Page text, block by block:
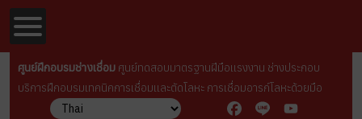
ศูนย์ฝึกอบรมช่างเชื่อม ศูนย์ทดสอบมาตรฐานฝีมือเเรงงาน ช่างประกอบ
บริการฝึกอบรมเทคนิคการเชื่อมเเละตัดโลหะ การเชื่อมอารก์โลหะด้วยมือ